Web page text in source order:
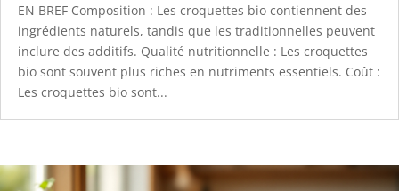
EN BREF Composition : Les croquettes bio contiennent des
ingrédients naturels, tandis que les traditionnelles peuvent
inclure des additifs. Qualité nutritionnelle : Les croquettes
bio sont souvent plus riches en nutriments essentiels. Coût :
Les croquettes bio sont...